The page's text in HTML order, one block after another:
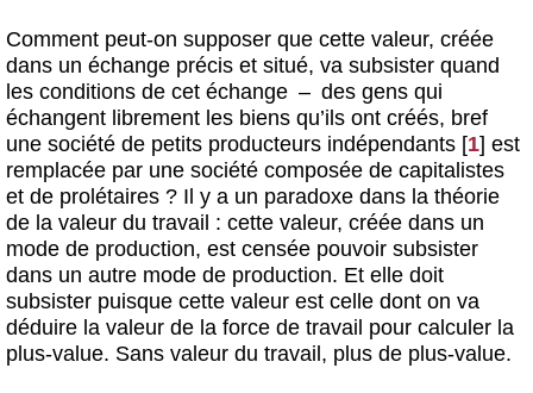
Comment peut-on supposer que cette valeur, créée
dans un échange précis et situé, va subsister quand
les conditions de cet échange – des gens qui
échangent librement les biens qu’ils ont créés, bref
une société de petits producteurs indépendants [1] est
remplacée par une société composée de capitalistes
et de prolétaires ? Il y a un paradoxe dans la théorie
de la valeur du travail : cette valeur, créée dans un
mode de production, est censée pouvoir subsister
dans un autre mode de production. Et elle doit
subsister puisque cette valeur est celle dont on va
déduire la valeur de la force de travail pour calculer la
plus-value. Sans valeur du travail, plus de plus-value.